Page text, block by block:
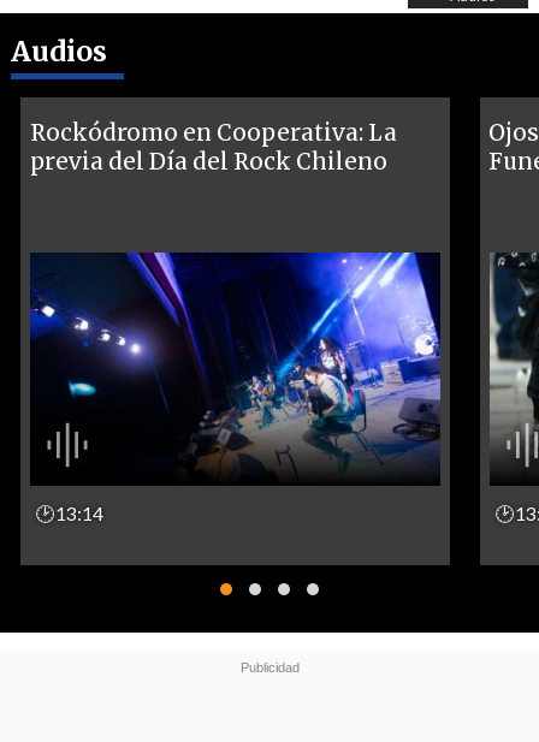
Audios
Rockódromo en Cooperativa: La
previa del Día del Rock Chileno
🕑13:14